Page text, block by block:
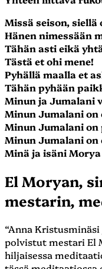
Missä seison, siellä
Hänen nimessään
Tähän asti eikä
Tästä et ohi mene!
Pyhällä maalla et
Tähän pyhään
Minun ja Jumalani
Minun Jumalani
Minun Jumalani on
Minun Jumalani on
Minä ja isäni
El Moryan,
mestarin,
“Anna
polvistut mestari El
hiljaisessa